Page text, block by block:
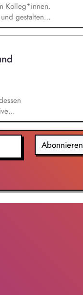
Kolleg*innen.
gestalten
Pädagogik
der
fachlichen
ein. Sie
und
Abonnieren